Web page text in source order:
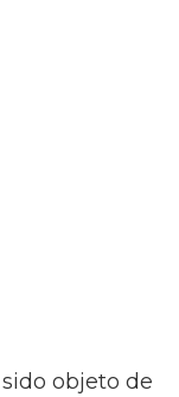
objeto de